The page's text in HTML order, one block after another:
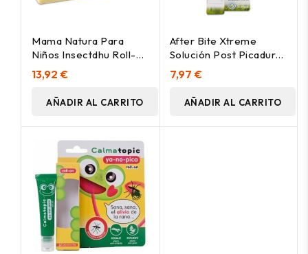
Mama Natura Para
Niños Insectdhu Roll-
On 10Ml
13,92 €
AÑADIR AL CARRITO
After Bite Xtreme
Solución Post Picadura
20G
7,97 €
AÑADIR AL CARRITO